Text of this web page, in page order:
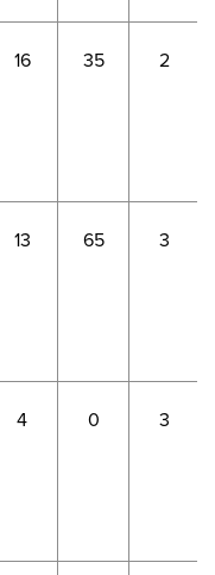
16 35 2
13 65 3
4 0 3